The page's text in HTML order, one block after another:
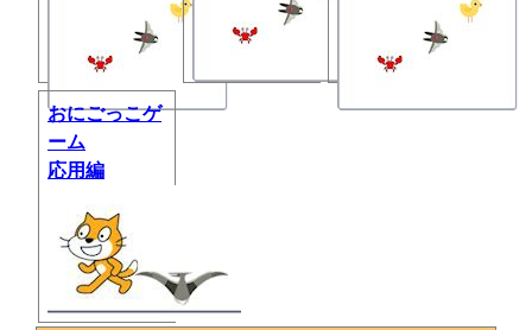
おにごっこゲ
ーム
応用編